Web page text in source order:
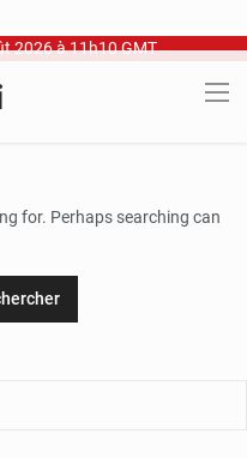
2026 à 11h10 GMT
for. Perhaps searching can